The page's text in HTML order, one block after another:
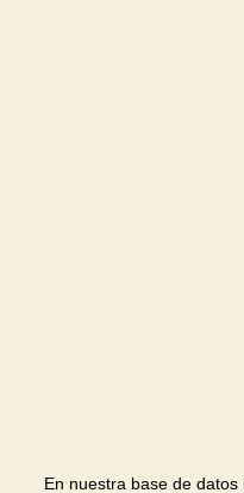
En nuestra base de